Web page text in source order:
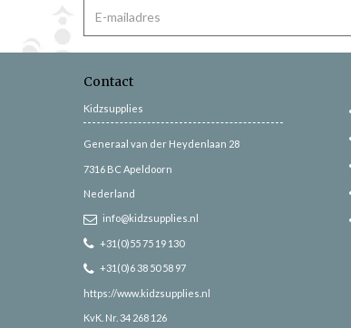
Contact
Kidzsupplies
Generaal van der Heydenlaan 28
7316 BC Apeldoorn
Nederland
info@kidzsupplies.nl
+31(0)55 75 19 130
+31(0)6 38 50 58 97
https://www.kidzsupplies.nl
KvK. Nr. 34 268 126